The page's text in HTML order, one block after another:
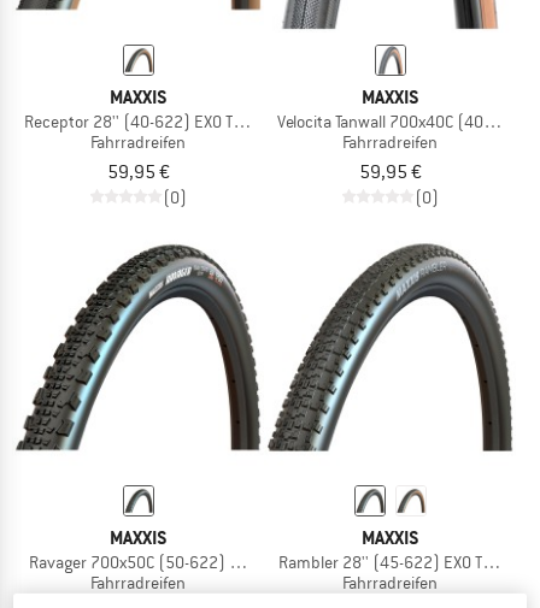
MAXXIS
Receptor 28'' (40-622) EXO TR HYPR-X
Fahrradreifen
59,95 €
(0)
MAXXIS
Velocita Tanwall 700x40C (40-622)
Fahrradreifen
59,95 €
(0)
MAXXIS
Ravager 700x50C (50-622) EXO TR
Fahrradreifen
MAXXIS
Rambler 28'' (45-622) EXO TR
Fahrradreifen